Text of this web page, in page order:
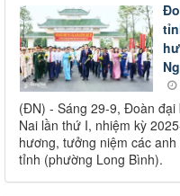
(ĐN) - Sáng 29-9, Đoàn
Nai lần thứ I, nhiệm kỳ
hương, tưởng niệm các
tỉnh (phường Long Bình).